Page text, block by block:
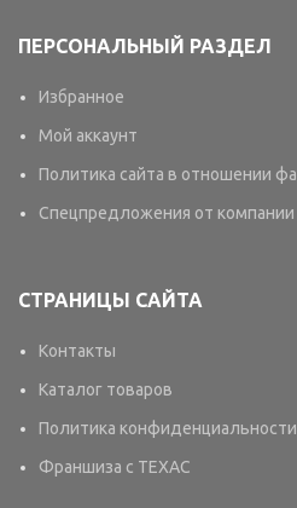
ПЕРСОНАЛЬНЫЙ РАЗДЕЛ
Избранное
Мой аккаунт
Политика сайта в отношении
Спецпредложения от компании
СТРАНИЦЫ САЙТА
Контакты
Каталог товаров
Политика
Франшиза с TEXAC